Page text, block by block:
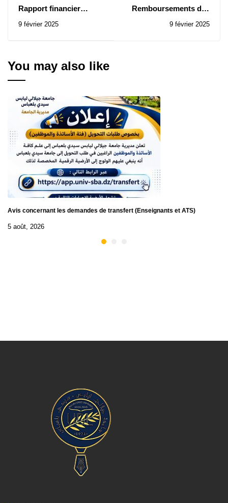
Rapport financier
(extrait du bilan des
9 février 2025
Remboursements des
aux différents chapitres
9 février 2025
You may also like
Avis concernant les demandes de transfert (Enseignants et ATS)
5 août, 2026